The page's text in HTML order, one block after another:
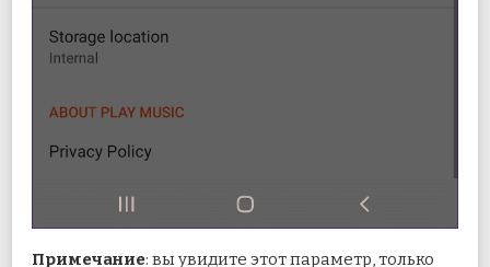
Примечание: вы увидите этот параметр, только